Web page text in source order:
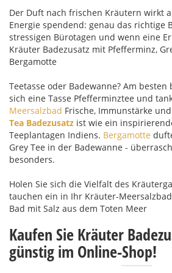
Der Duft nach frischen Kräutern wirkt
Energie spendend: genau das richtige
stressigen Bürotagen und wenn eine
Kräuter Badezusatz mit Pfefferminz,
Bergamotte
Teetasse oder Badewanne? Am besten
sich eine Tasse Pfefferminztee und
Meersalzbad Frische, Immunstärke
Tea Badezusatz ist wie ein
Teeplantagen Indiens. Bergamotte
Grey Tee in der Badewanne -
besonders.
Holen Sie sich die Vielfalt des
tauchen ein in Ihr Kräuter-
Bad mit Salz aus dem Toten Meer
Kaufen Sie Kräuter
günstig im Online-Shop!